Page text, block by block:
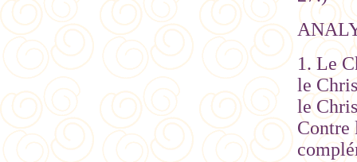
1. Le
le
le
Contre